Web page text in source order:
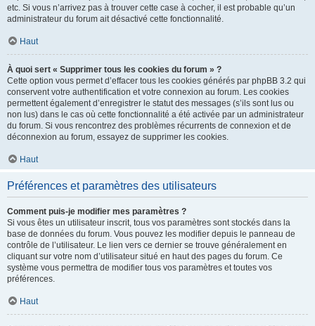
etc. Si vous n’arrivez pas à trouver cette case à cocher, il est probable qu’un
administrateur du forum ait désactivé cette fonctionnalité.
Haut
À quoi sert « Supprimer tous les cookies du forum » ?
Cette option vous permet d’effacer tous les cookies générés par phpBB 3.2 qui
conservent votre authentification et votre connexion au forum. Les cookies
permettent également d’enregistrer le statut des messages (s’ils sont lus ou
non lus) dans le cas où cette fonctionnalité a été activée par un administrateur
du forum. Si vous rencontrez des problèmes récurrents de connexion et de
déconnexion au forum, essayez de supprimer les cookies.
Haut
Préférences et paramètres des utilisateurs
Comment puis-je modifier mes paramètres ?
Si vous êtes un utilisateur inscrit, tous vos paramètres sont stockés dans la
base de données du forum. Vous pouvez les modifier depuis le panneau de
contrôle de l’utilisateur. Le lien vers ce dernier se trouve généralement en
cliquant sur votre nom d’utilisateur situé en haut des pages du forum. Ce
système vous permettra de modifier tous vos paramètres et toutes vos
préférences.
Haut